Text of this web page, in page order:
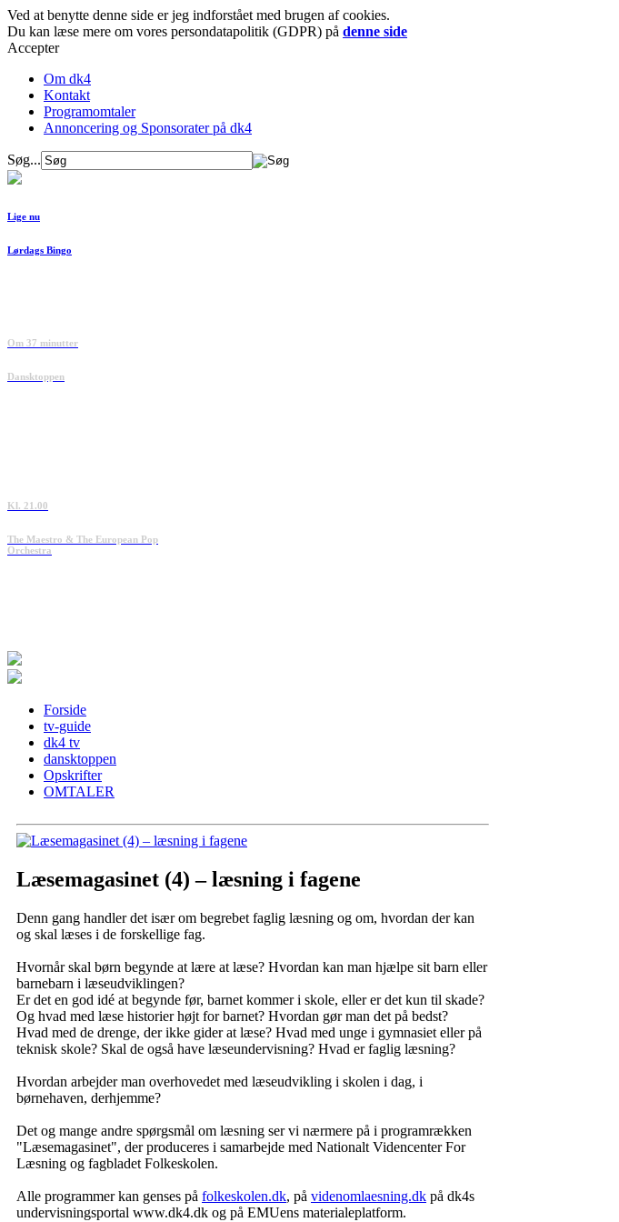
Ved at benytte denne side er jeg indforstået med brugen af cookies.
Du kan læse mere om vores persondatapolitik (GDPR) på denne side
Accepter
Om dk4
Kontakt
Programomtaler
Annoncering og Sponsorater på dk4
Søg...
Lige nu
Lørdags Bingo
Om 37 minutter
Dansktoppen
Kl. 21.00
The Maestro & The European Pop
Orchestra
Forside
tv-guide
dk4 tv
dansktoppen
Opskrifter
OMTALER
Læsemagasinet (4) – læsning i fagene
Denn gang handler det især om begrebet faglig læsning og om, hvordan der kan
og skal læses i de forskellige fag.
Hvornår skal børn begynde at lære at læse? Hvordan kan man hjælpe sit barn eller
barnebarn i læseudviklingen?
Er det en god idé at begynde før, barnet kommer i skole, eller er det kun til skade?
Og hvad med læse historier højt for barnet? Hvordan gør man det på bedst?
Hvad med de drenge, der ikke gider at læse? Hvad med unge i gymnasiet eller på
teknisk skole? Skal de også have læseundervisning? Hvad er faglig læsning?
Hvordan arbejder man overhovedet med læseudvikling i skolen i dag, i
børnehaven, derhjemme?
Det og mange andre spørgsmål om læsning ser vi nærmere på i programrækken
"Læsemagasinet", der produceres i samarbejde med Nationalt Videncenter For
Læsning og fagbladet Folkeskolen.
Alle programmer kan genses på folkeskolen.dk, på videnomlaesning.dk på dk4s
undervisningsportal www.dk4.dk og på EMUens materialeplatform.